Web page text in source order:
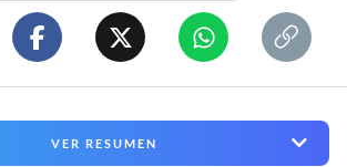
VER RESUMEN